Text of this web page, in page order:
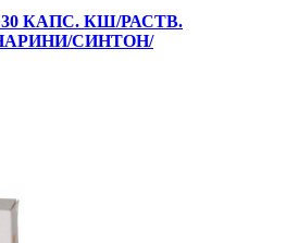
КАПС. КШ/РАСТВ.
СИНТОН/